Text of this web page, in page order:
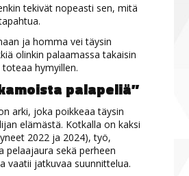
tekivät nopeasti sen, mitä
ja homma vei täysin
olinkin palaamassa takaisin
hymyillen.
palapeliä”
arki, joka poikkeaa täysin
elämästä. Kotkalla on kaksi
2022 ja 2024), työ,
pelaajaura sekä perheen
vaatii jatkuvaa suunnittelua.